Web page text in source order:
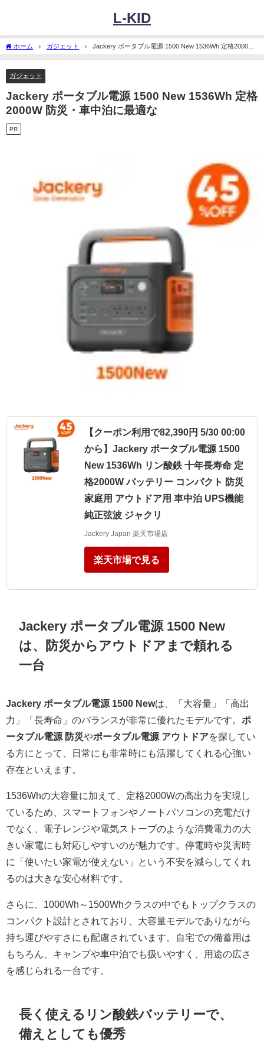
L-KID
ホーム ガジェット
Jackery ポータブル電源 1500 New 1536Wh 定格2000W
防災・車中泊に最適な
ガジェット
Jackery ポータブル電源 1500 New 1536Wh 定格
2000W 防災・車中泊に最適な
PR
【クーポン利用で82,390円 5/30 00:00
から】Jackery ポータブル電源 1500
New 1536Wh リン酸鉄 十年長寿命 定
格2000W バッテリー コンパクト 防災
家庭用 アウトドア用 車中泊 UPS機能
純正弦波 ジャクリ
Jackery Japan 楽天市場店
楽天市場で見る
Jackery ポータブル電源 1500 New
は、防災からアウトドアまで頼れる
一台
Jackery ポータブル電源 1500 Newは、「大容量」「高出
力」「長寿命」のバランスが非常に優れたモデルです。 ポ
ータブル電源 防災やポータブル電源 アウトドアを探してい
る方にとって、日常にも非常時にも活躍してくれる心強い
存在といえます。
1536Whの大容量に加えて、定格2000Wの高出力を実現し
ているため、スマートフォンやノートパソコンの充電だけ
でなく、電子レンジや電気ストーブのような消費電力の大
きい家電にも対応しやすいのが魅力です。停電時や災害時
に「使いたい家電が使えない」という不安を減らしてくれ
るのは大きな安心材料です。
さらに、1000Wh～1500Whクラスの中でもトップクラスの
コンパクト設計とされており、大容量モデルでありながら
持ち運びやすさにも配慮されています。自宅での備蓄用は
もちろん、キャンプや車中泊でも扱いやすく、用途の広さ
を感じられる一台です。
長く使えるリン酸鉄バッテリーで、
備えとしても優秀